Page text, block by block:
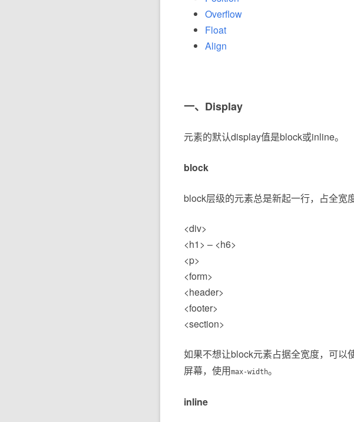
Overflow
Float
Align
一、Display
元素的默认display值是block或inline。
block
block层级的元素总是新起一行，占全宽
<div>
<h1> – <h6>
<p>
<form>
<header>
<footer>
<section>
如果不想让block元素占据全宽度，可以
屏幕，使用max-width。
inline